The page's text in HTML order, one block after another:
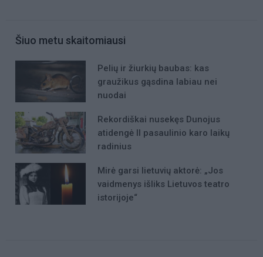
Šiuo metu skaitomiausi
Pelių ir žiurkių baubas: kas
graužikus gąsdina labiau nei
nuodai
Rekordiškai nusekęs Dunojus
atidengė II pasaulinio karo laikų
radinius
Mirė garsi lietuvių aktorė: „Jos
vaidmenys išliks Lietuvos teatro
istorijoje“